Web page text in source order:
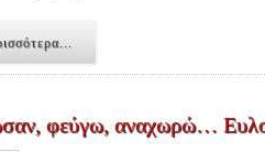
φεύγω, αναχωρώ…